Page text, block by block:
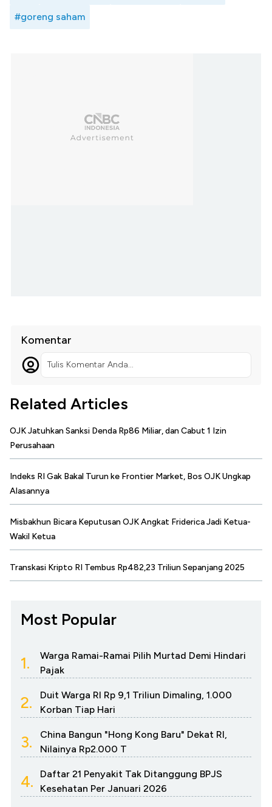
#goreng saham
Komentar
Tulis Komentar Anda...
Related Articles
OJK Jatuhkan Sanksi Denda Rp86 Miliar, dan Cabut 1 Izin
Perusahaan
Indeks RI Gak Bakal Turun ke Frontier Market, Bos OJK Ungkap
Alasannya
Misbakhun Bicara Keputusan OJK Angkat Friderica Jadi Ketua-
Wakil Ketua
Transkasi Kripto RI Tembus Rp482,23 Triliun Sepanjang 2025
Most Popular
1.
Warga Ramai-Ramai Pilih Murtad Demi Hindari
Pajak
2.
Duit Warga RI Rp 9,1 Triliun Dimaling, 1.000
Korban Tiap Hari
3.
China Bangun "Hong Kong Baru" Dekat RI,
Nilainya Rp2.000 T
4.
Daftar 21 Penyakit Tak Ditanggung BPJS
Kesehatan Per Januari 2026